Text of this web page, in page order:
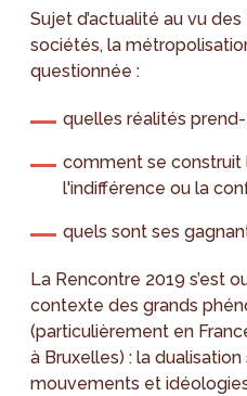
Sujet d’actualité au vu
sociétés, la
questionnée :
quelles réalités
comment se construit
l'indifférence ou la
quels sont ses
La Rencontre 2019 s’est
contexte des grands
(particulièrement en
à Bruxelles) : la
mouvements et